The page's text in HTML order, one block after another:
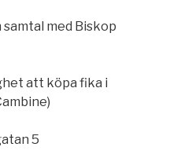
med Biskop
att köpa fika i
5